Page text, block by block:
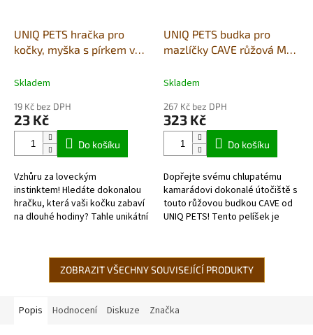
UNIQ PETS hračka pro
kočky, myška s pírkem v
Skladem
19 Kč bez DPH
23 Kč
Do košíku
Vzhůru za loveckým
instinktem! Hledáte dokonalou
hračku, která vaši kočku zabaví
na dlouhé hodiny? Tahle unikátní
UNIQ PETS budka pro
mazlíčky CAVE růžová M
Skladem
267 Kč bez DPH
323 Kč
Do košíku
Dopřejte svému chlupatému
kamarádovi dokonalé útočiště s
touto růžovou budkou CAVE od
UNIQ PETS! Tento pelíšek je
kočky...
ZOBRAZIT VŠECHNY SOUVISEJÍCÍ PRODUKTY
Popis Hodnocení Diskuze Značka